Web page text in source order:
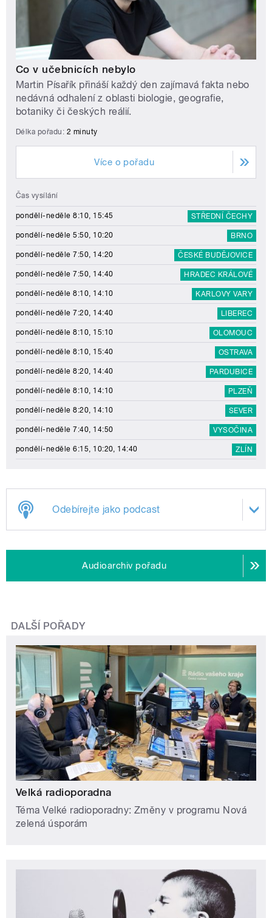
Co v učebnicích nebylo
Martin Písařík přináší každý den zajímavá fakta nebo
nedávná odhalení z oblasti biologie, geografie,
botaniky či českých reálií.
Délka pořadu: 2 minuty
Více o pořadu
Čas vysílání
pondělí-neděle 8:10, 15:45 STŘEDNÍ ČECHY
pondělí-neděle 5:50, 10:20 BRNO
pondělí-neděle 7:50, 14:20 ČESKÉ BUDĚJOVICE
pondělí-neděle 7:50, 14:40 HRADEC KRÁLOVÉ
pondělí-neděle 8:10, 14:10 KARLOVY VARY
pondělí-neděle 7:20, 14:40 LIBEREC
pondělí-neděle 8:10, 15:10 OLOMOUC
pondělí-neděle 8:10, 15:40 OSTRAVA
pondělí-neděle 8:20, 14:40 PARDUBICE
pondělí-neděle 8:10, 14:10 PLZEŇ
pondělí-neděle 8:20, 14:10 SEVER
pondělí-neděle 7:40, 14:50 VYSOČINA
pondělí-neděle 6:15, 10:20, 14:40 ZLÍN
Odebírejte jako podcast
Audioarchiv pořadu
DALŠÍ POŘADY
Velká radioporadna
Téma Velké radioporadny: Změny v programu Nová
zelená úsporám